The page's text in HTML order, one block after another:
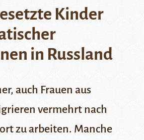
Kinder
in Russland
auch Frauen aus
vermehrt nach
zu arbeiten. Manche